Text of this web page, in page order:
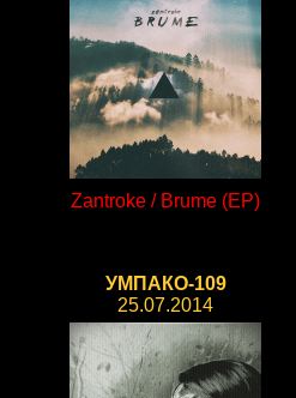
Zantroke / Brume (EP)
УМПАКО-109
25.07.2014